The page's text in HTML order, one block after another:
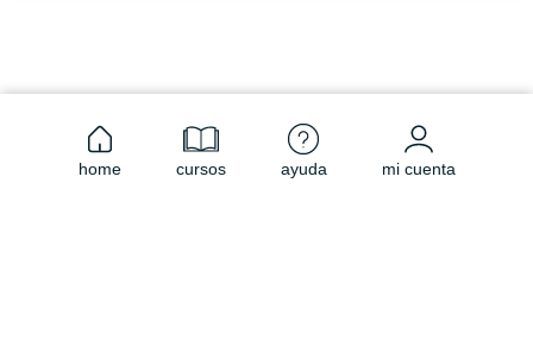
home cursos ayuda mi cuenta